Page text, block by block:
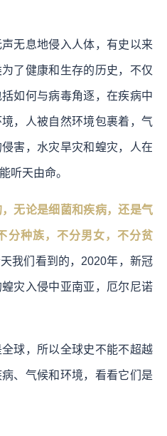
无息地侵入人体，有史以来
了健康和生存的历史，不仅
如何与病毒角逐，在疾病中
，人被自然环境包裹着，气
害，水灾旱灾和蝗灾，人在
听天由命。
无论是细菌和疾病，还是气
分种族，不分男女，不分贫
我们看到的，2020年，新冠
灾入侵中亚南亚，厄尔尼诺
球，所以全球史不能不超越
、气候和环境，看看它们是